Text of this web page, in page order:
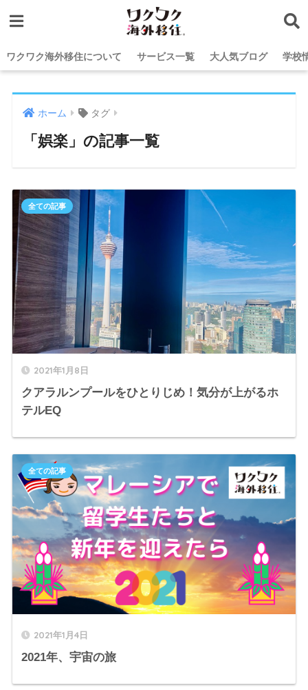
ワクワク海外移住について サービス一覧 大人気ブログ 学校
ホーム タグ
「娯楽」の記事一覧
2021年1月8日
クアラルンプールをひとりじめ！気分が上がるホ
テルEQ
全ての記事
2021年1月4日
2021年、宇宙の旅
全ての記事